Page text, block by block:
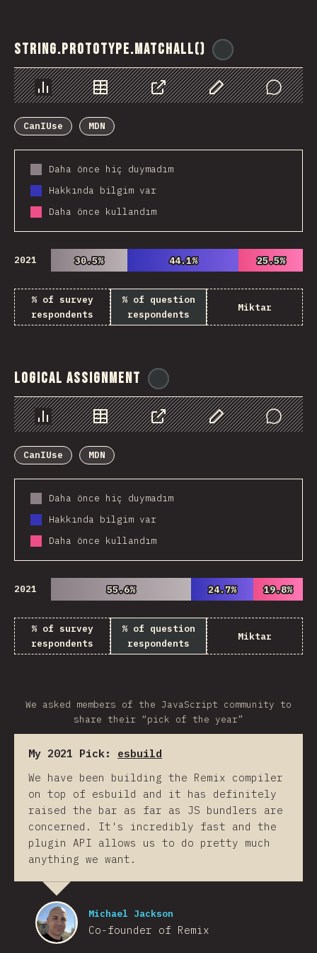
String.prototype.matchAll()
Chart Data Share Customize Data
Comments
CanIUse
MDN
Daha önce hiç duymadım
Hakkında bilgim var
Daha önce kullandım
2021 30.5%
30.5% 44.1%
44.1% 25.5%
25.5%
% of survey
respondents
% of question
respondents
Miktar
Logical Assignment
Chart Data Share Customize Data
Comments
CanIUse
MDN
Daha önce hiç duymadım
Hakkında bilgim var
Daha önce kullandım
2021 55.6%
55.6% 24.7%
24.7% 19.8%
19.8%
% of survey
respondents
% of question
respondents
Miktar
We asked members of the JavaScript community to
share their “pick of the year”
My 2021 Pick: esbuild
We have been building the Remix compiler
on top of esbuild and it has definitely
raised the bar as far as JS bundlers are
concerned. It's incredibly fast and the
plugin API allows us to do pretty much
anything we want.
Michael Jackson
Co-founder of Remix